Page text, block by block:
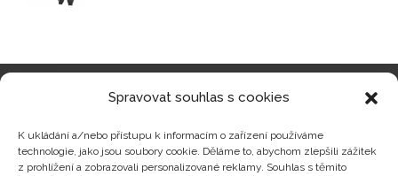
Spravovat souhlas s cookies
K ukládání a/nebo přístupu k informacím o zařízení používáme
technologie, jako jsou soubory cookie. Děláme to, abychom zlepšili zážitek
z prohlížení a zobrazovali personalizované reklamy. Souhlas s těmito